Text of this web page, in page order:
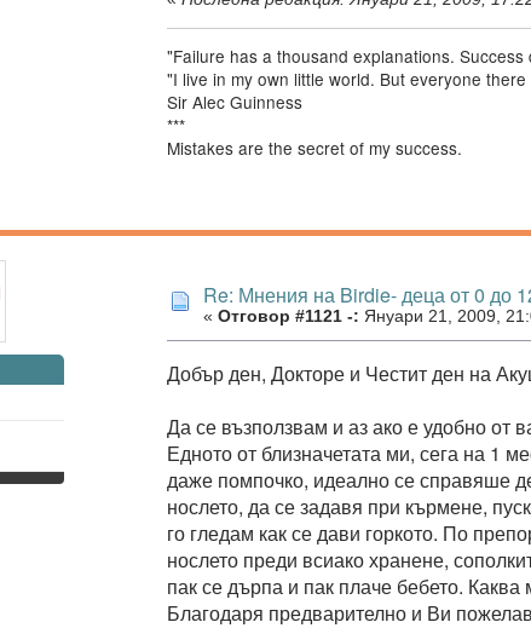
"Failure has a thousand explanations.
"I live in my own little world. But everyone
Sir Alec Guinness
***
Mistakes are the secret of my success.
Re: Мнения на Birdie- деца от 0 до
« Отговор #1121 -: Януари 21, 2009,
Добър ден, Докторе и Честит ден на
Да се възползвам и аз ако е удобно от
Едното от близначетата ми, сега на 1
даже помпочко, идеално се справяше
нослето, да се задавя при кърмене,
го гледам как се дави горкото. По
нослето преди всиако хранене,
пак се дърпа и пак плаче бебето.
Благодаря предварително и Ви